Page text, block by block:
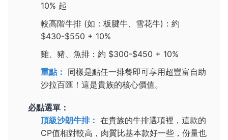
10% 起
較高階牛排 (如：板腱牛、雪花牛)：約
$430-$550 + 10%
雞、豬、魚排：約 $300-$450 + 10%
重點： 同樣是點任一排餐即可享用超豐富自助
沙拉百匯！這是貴族的核心價值。
必點選單：
頂級沙朗牛排： 在貴族的牛排選項裡，這款的
CP值相對較高，肉質比基本款好一些，份量也